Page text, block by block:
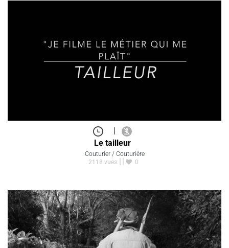
|
Le tailleur
Couturier / Couturière
2118 vues
0